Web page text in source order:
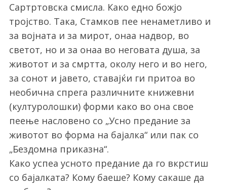
Сартртовска смисла. Како едно божјо
тројство. Така, Стамков пее ненаметливо и
за војната и за мирот, онаа надвор, во
светот, но и за онаа во неговата душа, за
животот и за смртта, околу него и во него,
за сонот и јавето, ставајќи ги притоа во
необична спрега различните книжевни
(културолошки) форми како во она свое
пеење насловено со „Усно предание за
животот во форма на бајалка“ или пак со
„Бездомна приказна“.
Како успеа усното предание да го вкрстиш
со бајалката? Кому баеше? Кому сакаше да